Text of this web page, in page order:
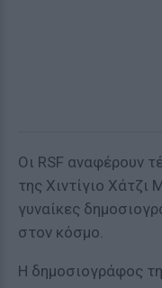
Οι RSF αναφέρουν
της Χιντίγιο Χάτζι
γυναίκες
στον κόσμο.
Η δημοσιογράφος